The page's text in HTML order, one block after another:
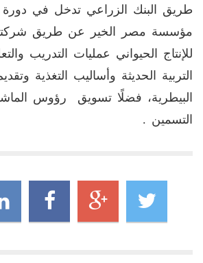
طريق البنك الزراعي تدخل في دورة
مؤسسة مصر الخير عن طريق
للإنتاج الحيواني عمليات التدريب
التربية الحديثة وأساليب التغذية
البيطرية، فضلًا تسويق رؤوس
التسمين .